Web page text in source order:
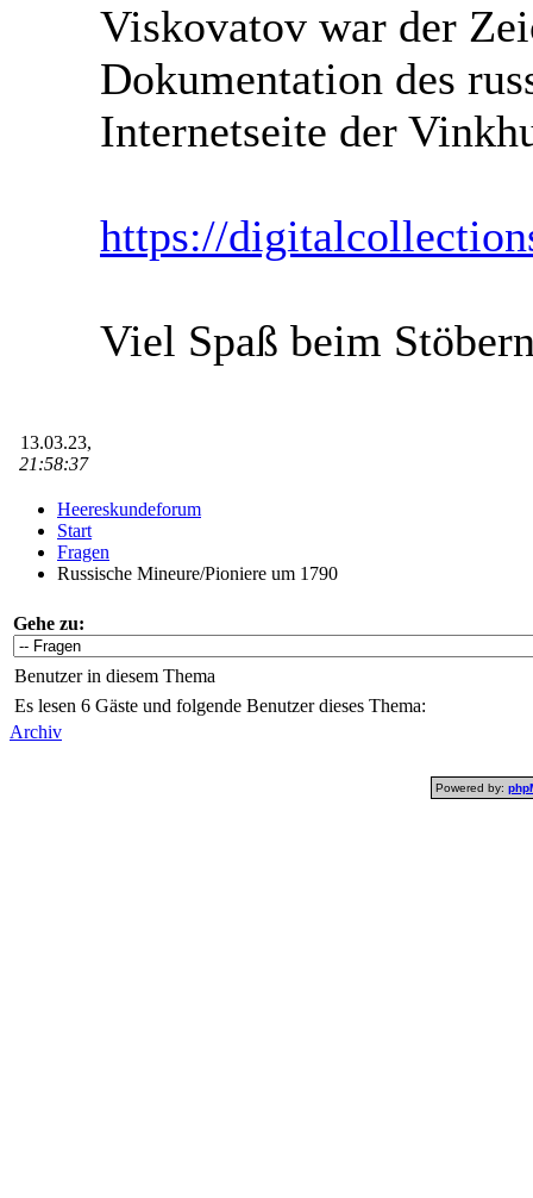
Viskovatov war der
Dokumentation des
Internetseite der
https://
Viel Spaß beim
13.03.23,
21:58:37
Heereskundeforum
Start
Fragen
Russische Mineure/Pioniere um 1790
Gehe zu:
Benutzer in diesem Thema
Es lesen 6 Gäste und folgende Benutzer dieses Thema:
Archiv
Powered by: